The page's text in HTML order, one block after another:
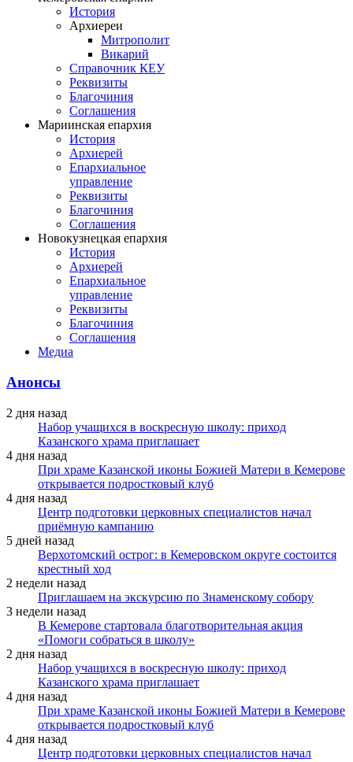
История
Архиереи
Митрополит
Викарий
Справочник КЕУ
Реквизиты
Благочиния
Соглашения
Мариинская епархия
История
Архиерей
Епархиальное
управление
Реквизиты
Благочиния
Соглашения
Новокузнецкая епархия
История
Архиерей
Епархиальное
управление
Реквизиты
Благочиния
Соглашения
Медиа
Анонсы
2 дня назад
Набор учащихся в воскресную школу: приход
Казанского храма приглашает
4 дня назад
При храме Казанской иконы Божией Матери в Кемерове
открывается подростковый клуб
4 дня назад
Центр подготовки церковных специалистов начал
приёмную кампанию
5 дней назад
Верхотомский острог: в Кемеровском округе состоится
крестный ход
2 недели назад
Приглашаем на экскурсию по Знаменскому собору
3 недели назад
В Кемерове стартовала благотворительная акция
«Помоги собраться в школу»
2 дня назад
Набор учащихся в воскресную школу: приход
Казанского храма приглашает
4 дня назад
При храме Казанской иконы Божией Матери в Кемерове
открывается подростковый клуб
4 дня назад
Центр подготовки церковных специалистов начал